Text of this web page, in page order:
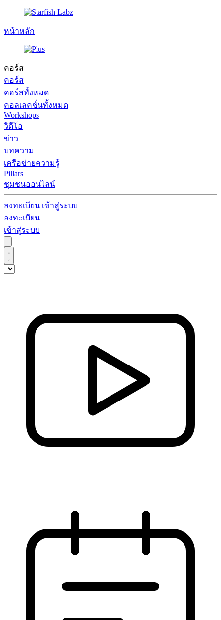
หน้าหลัก
คอร์ส
คอร์ส
คอร์สทั้งหมด
คอลเลคชั่นทั้งหมด
Workshops
วิดีโอ
ข่าว
บทความ
เครือข่ายความรู้
Pillars
ชุมชนออนไลน์
ลงทะเบียน เข้าสู่ระบบ
ลงทะเบียน
เข้าสู่ระบบ